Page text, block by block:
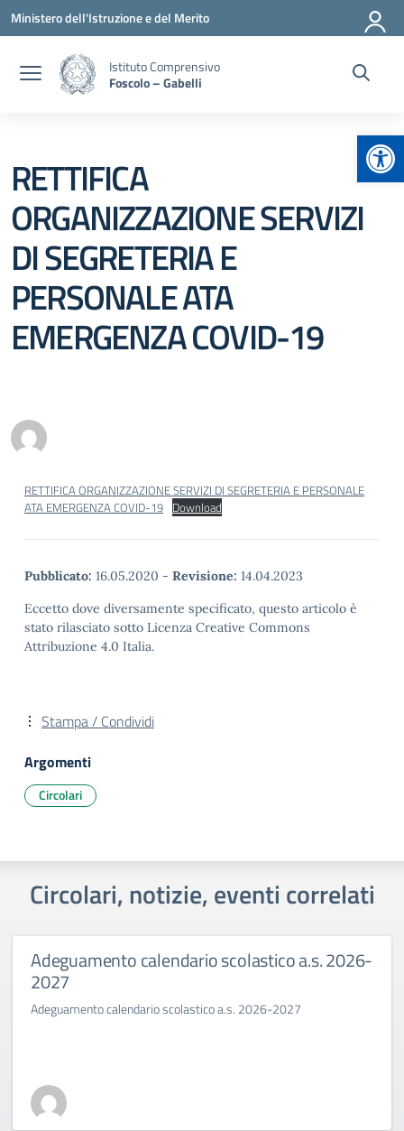
Vai ai contenuti
Vai al menu di navigazione
Vai al footer
Ministero dell'Istruzione e del Merito
Istituto Comprensivo
Foscolo – Gabelli
RETTIFICA
ORGANIZZAZIONE SERVIZI
DI SEGRETERIA E
PERSONALE ATA
EMERGENZA COVID-19
RETTIFICA ORGANIZZAZIONE SERVIZI DI SEGRETERIA E PERSONALE
ATA EMERGENZA COVID-19 Download
Pubblicato: 16.05.2020 - Revisione: 14.04.2023
Eccetto dove diversamente specificato, questo articolo è
stato rilasciato sotto Licenza Creative Commons
Attribuzione 4.0 Italia.
Stampa / Condividi
Argomenti
Circolari
Circolari, notizie, eventi correlati
Adeguamento calendario scolastico a.s. 2026-
2027
Adeguamento calendario scolastico a.s. 2026-2027